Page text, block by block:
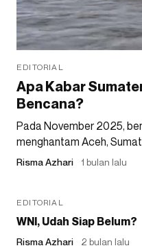
EDITORIAL
Apa Kabar
Bencana?
Pada November 2025,
menghantam Aceh,
Risma Azhari 1 bulan lalu
EDITORIAL
WNI, Udah Siap Belum?
Risma Azhari 2 bulan lalu